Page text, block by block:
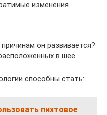
изменения.
он развивается?
в шее.
способны стать:
пихтовое